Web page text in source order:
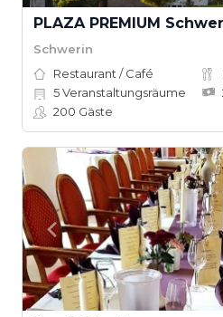
PLAZA PREMIUM
Schwerin
Restaurant / Café
5Veranstaltungsräume
200 Gäste